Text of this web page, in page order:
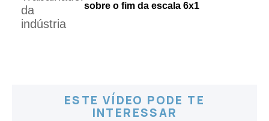
sobre o fim da escala 6x1
ESTE VÍDEO PODE TE
INTERESSAR